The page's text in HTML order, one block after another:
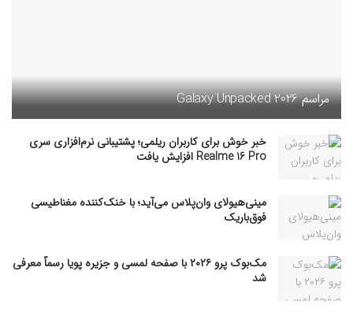
مراسم Galaxy Unpacked 2026
خبر خوش برای کاربران ریلمی؛ پشتیبانی نرم‌افزاری سری
Realme 16 Pro افزایش یافت
مینی‌هیولای وان‌پلاس می‌آید؛ با خنک‌کننده مغناطیسی
فوق‌باریک
مک‌بوک پرو ۲۰۲۶ با صفحه لمسی و جزیره پویا رسماً معرفی
شد